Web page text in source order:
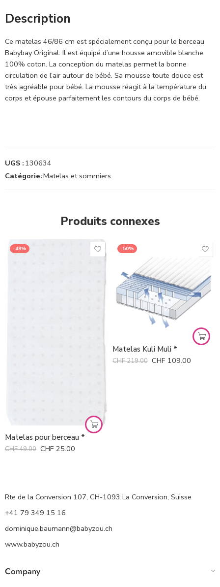
Description
Ce matelas 46/86 cm est spécialement conçu pour le berceau
Babybay Original. Il est équipé d’une housse amovible blanche
100% coton. La conception du matelas permet la bonne
circulation de l’air autour de bébé. Sa mousse toute douce est
très agréable pour bébé. La mousse réagit à la température du
corps et épouse parfaitement les contours du corps de bébé.
UGS : 130634
Catégorie:Matelas et sommiers
Produits connexes
-49%
Matelas pour berceau *
CHF49.00 CHF 25.00
-50%
Matelas Kuli Muli *
CHF219.00 CHF 109.00
Rte de la Conversion 107, CH-1093 La Conversion, Suisse
+41 79 349 15 16
dominique.baumann@babyzou.ch
www.babyzou.ch
Company